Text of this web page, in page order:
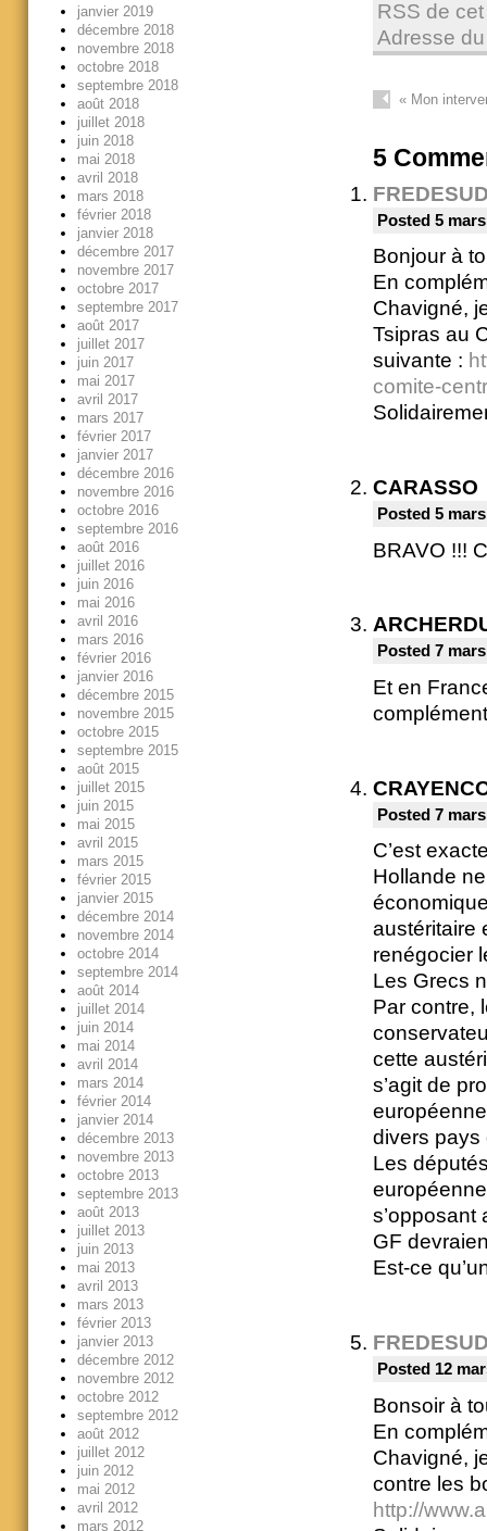
RSS de
Adresse
«Mon
5
Posted 5
Bonjour à
En
Chavigné,
Tsipras au
suivante :
comite-
CARASSO
Posted 5
BRAVO !!!
Posted 7
Et en
Posted 7
C’est
Hollande
austéritaire
renégocier
Les Grecs
Par contre,
cette
s’agit de
divers pays
Les
GF
Est-ce
Posted 12
Bonsoir à
En
Chavigné,
contre les
http://
janvier 2019
décembre 2018
novembre 2018
octobre 2018
septembre 2018
août 2018
juillet 2018
juin 2018
mai 2018
avril 2018
mars 2018
février 2018
janvier 2018
décembre 2017
novembre 2017
octobre 2017
septembre 2017
août 2017
juillet 2017
juin 2017
mai 2017
avril 2017
mars 2017
février 2017
janvier 2017
décembre 2016
novembre 2016
octobre 2016
septembre 2016
août 2016
juillet 2016
juin 2016
mai 2016
avril 2016
mars 2016
février 2016
janvier 2016
décembre 2015
novembre 2015
octobre 2015
septembre 2015
août 2015
juillet 2015
juin 2015
mai 2015
avril 2015
mars 2015
février 2015
janvier 2015
décembre 2014
novembre 2014
octobre 2014
septembre 2014
août 2014
juillet 2014
juin 2014
mai 2014
avril 2014
mars 2014
février 2014
janvier 2014
décembre 2013
novembre 2013
octobre 2013
septembre 2013
août 2013
juillet 2013
juin 2013
mai 2013
avril 2013
mars 2013
février 2013
janvier 2013
décembre 2012
novembre 2012
octobre 2012
septembre 2012
août 2012
juillet 2012
juin 2012
mai 2012
avril 2012
mars 2012